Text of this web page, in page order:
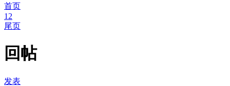
首页
1 2
尾页
回帖
发表